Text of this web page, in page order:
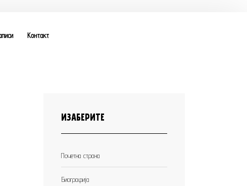
Контакт
ИЗАБЕРИТЕ
Почетна страна
Биографија